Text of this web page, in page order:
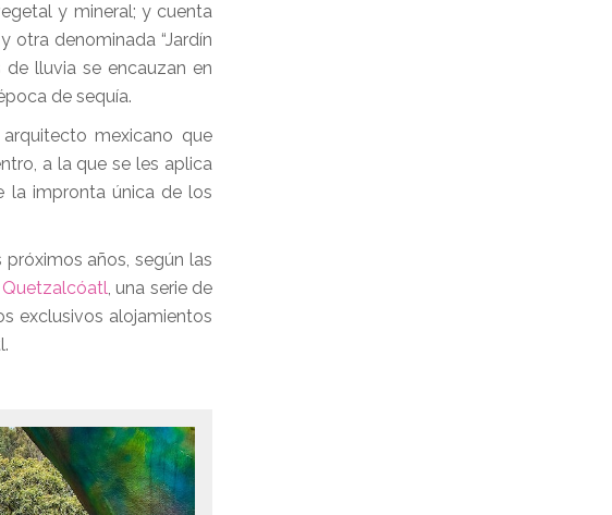
y mineral; y cuenta
otra denominada “Jardín
lluvia se encauzan en
de sequía.
mexicano que
a la que se les aplica
la impronta única de los
años, según las
, una serie de
exclusivos alojamientos